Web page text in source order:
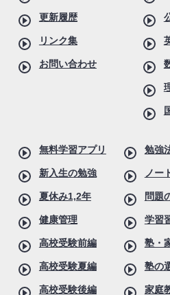
更新履歴
リンク集
お問い合わせ
無料学習アプリ
新入生の勉強
夏休み1,2年
健康管理
高校受験前編
高校受験夏編
高校受験後編
勉強
ノー
問題
学習
塾・
塾の
家庭